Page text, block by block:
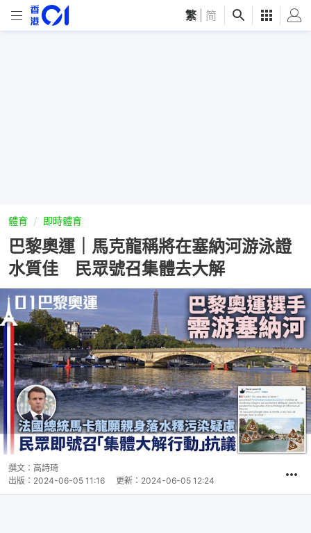
繁 简
體育 即時體育
巴黎奧運｜馬克龍稱將在塞納河游泳證
水質佳 民眾號召集體去大解
撰文： 高詩琦
出版： 2024-06-05 11:16 更新： 2024-06-05 12:24